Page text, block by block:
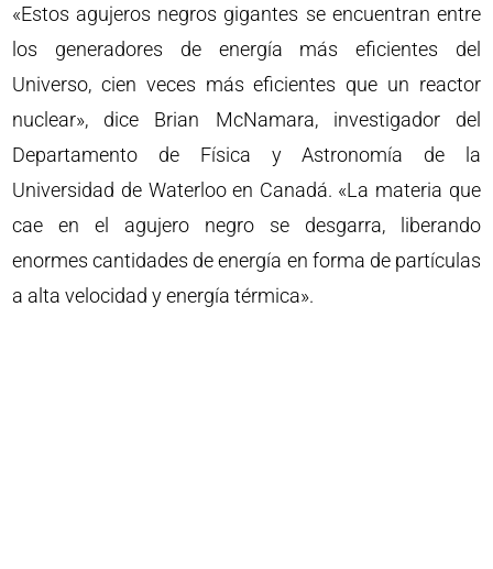
«Estos agujeros negros gigantes se encuentran entre
los generadores de energía más eficientes del
Universo, cien veces más eficientes que un reactor
nuclear», dice Brian McNamara, investigador del
Departamento de Física y Astronomía de la
Universidad de Waterloo en Canadá. «La materia que
cae en el agujero negro se desgarra, liberando
enormes cantidades de energía en forma de partículas
a alta velocidad y energía térmica».